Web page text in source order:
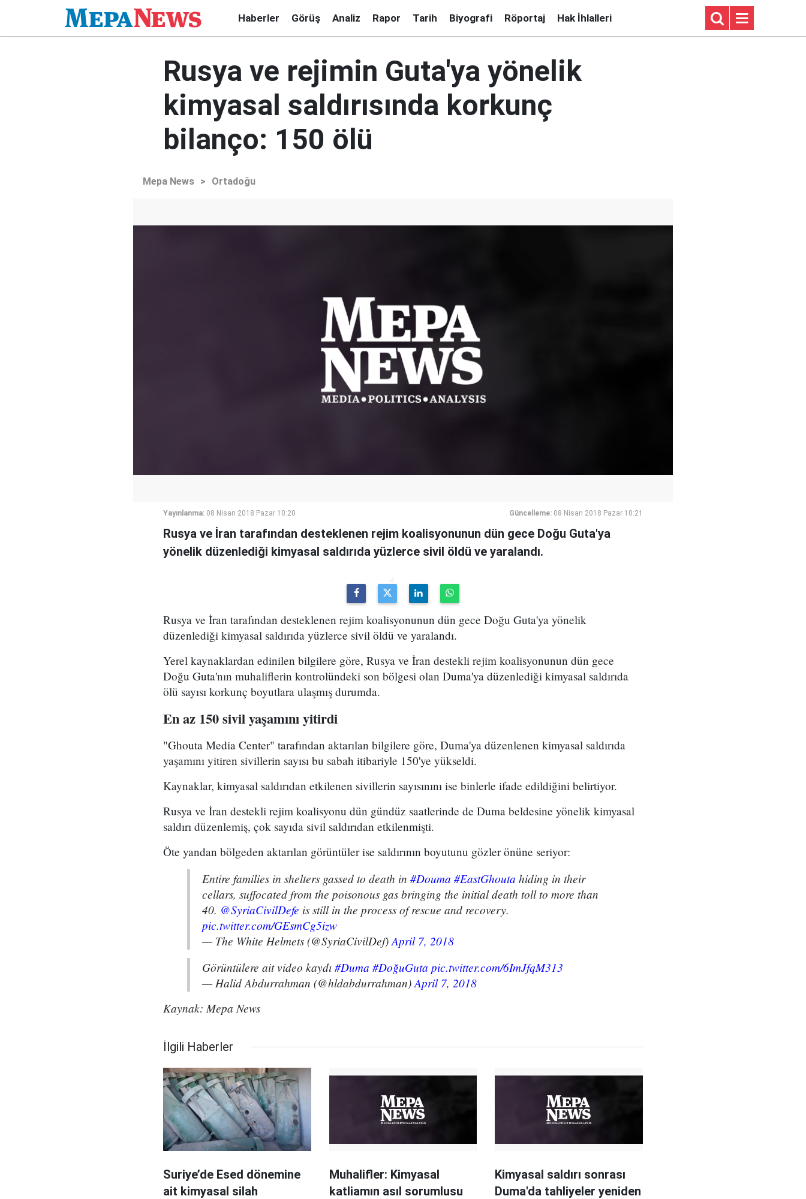
Haberler Görüş Analiz Rapor Tarih Biyografi Röportaj Hak İhlalleri
Rusya ve rejimin Guta'ya yönelik
kimyasal saldırısında korkunç
bilanço: 150 ölü
Mepa News > Ortadoğu
Yayınlanma: 08 Nisan 2018 Pazar 10:20 Güncelleme: 08 Nisan 2018 Pazar 10:21
Rusya ve İran tarafından desteklenen rejim koalisyonunun dün gece Doğu Guta'ya
yönelik düzenlediği kimyasal saldırıda yüzlerce sivil öldü ve yaralandı.
Rusya ve İran tarafından desteklenen rejim koalisyonunun dün gece Doğu Guta'ya yönelik
düzenlediği kimyasal saldırıda yüzlerce sivil öldü ve yaralandı.
Yerel kaynaklardan edinilen bilgilere göre, Rusya ve İran destekli rejim koalisyonunun dün gece
Doğu Guta'nın muhaliflerin kontrolündeki son bölgesi olan Duma'ya düzenlediği kimyasal saldırıda
ölü sayısı korkunç boyutlara ulaşmış durumda.
En az 150 sivil yaşamını yitirdi
"Ghouta Media Center" tarafından aktarılan bilgilere göre, Duma'ya düzenlenen kimyasal saldırıda
yaşamını yitiren sivillerin sayısı bu sabah itibariyle 150'ye yükseldi.
Kaynaklar, kimyasal saldırıdan etkilenen sivillerin sayısınını ise binlerle ifade edildiğini belirtiyor.
Rusya ve İran destekli rejim koalisyonu dün gündüz saatlerinde de Duma beldesine yönelik kimyasal
saldırı düzenlemiş, çok sayıda sivil saldırıdan etkilenmişti.
Öte yandan bölgeden aktarılan görüntüler ise saldırının boyutunu gözler önüne seriyor:
Entire families in shelters gassed to death in #Douma #EastGhouta hiding in their
cellars, suffocated from the poisonous gas bringing the initial death toll to more than
40. @SyriaCivilDefe is still in the process of rescue and recovery.
pic.twitter.com/GEsmCg5izw
— The White Helmets (@SyriaCivilDef)April 7, 2018
Görüntülere ait video kaydı#Duma #DoğuGuta pic.twitter.com/6ImJfqM313
— Halid Abdurrahman (@hldabdurrahman)April 7, 2018
Kaynak: Mepa News
İlgili Haberler
Suriye’de Esed dönemine
ait kimyasal silah
Muhalifler: Kimyasal
katliamın asıl sorumlusu
Kimyasal saldırı sonrası
Duma'da tahliyeler yeniden